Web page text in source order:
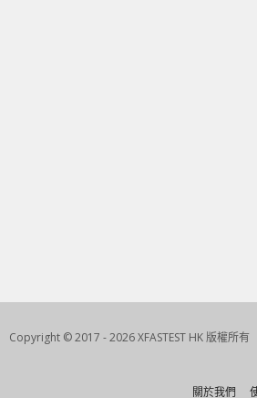
Copyright © 2017 - 2026 XFASTEST HK 版權所有
關於我們